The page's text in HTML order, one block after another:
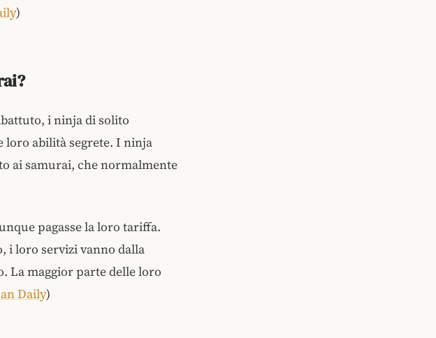
)
i ninja di solito
loro abilità segrete. I ninja
ai samurai, che normalmente
pagasse la loro tariffa.
i loro servizi vanno dalla
La maggior parte delle loro
Daily)